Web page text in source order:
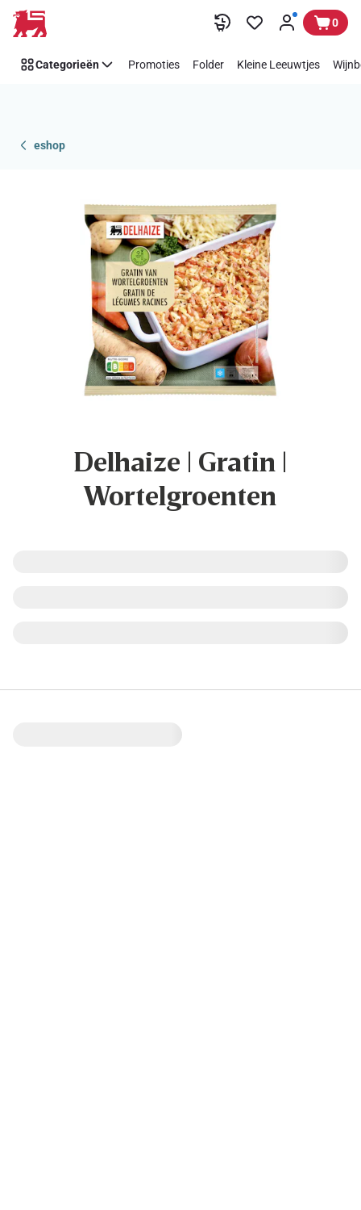
Overslaan 0
Categorieën Promoties Folder Kleine Leeuwtjes
eshop
Delhaize | Gratin |
Wortelgroenten